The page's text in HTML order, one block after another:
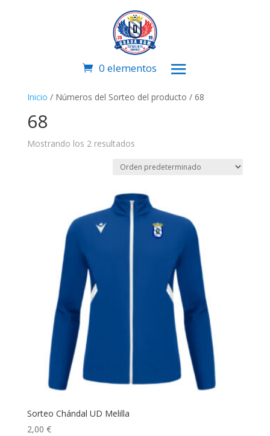
0 elementos
Inicio / Números del Sorteo del producto / 68
68
Mostrando los 2 resultados
Sorteo Chándal UD Melilla
2,00 €